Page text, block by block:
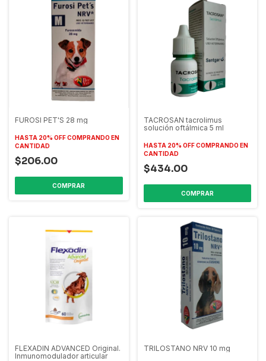
FUROSI PET'S 28 mg
HASTA 20% OFFCOMPRANDO EN
CANTIDAD
$206.00
TACROSAN tacrolimus
solución oftálmica 5 ml
HASTA 20% OFF COMPRANDO EN
CANTIDAD
$434.00
FLEXADIN ADVANCED Original.
Inmunomodulador articular
TRILOSTANO NRV 10 mg